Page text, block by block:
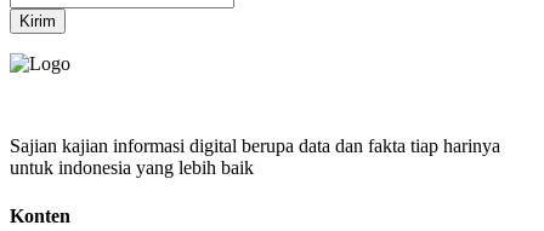
Kirim
Sajian kajian informasi digital berupa data dan fakta tiap harinya
untuk indonesia yang lebih baik
Konten